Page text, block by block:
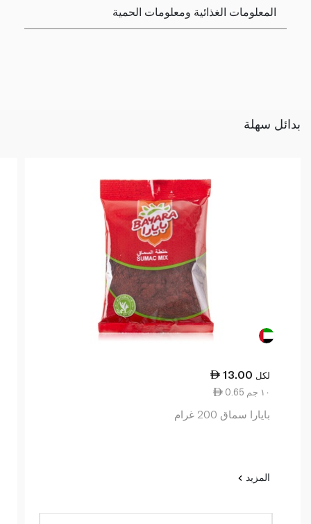
المعلومات الغذائية ومعلومات الحمية
بدائل سهلة
13.00 لكل
0.65 ١٠ جم
بايارا سماق 200 غرام
المزيد